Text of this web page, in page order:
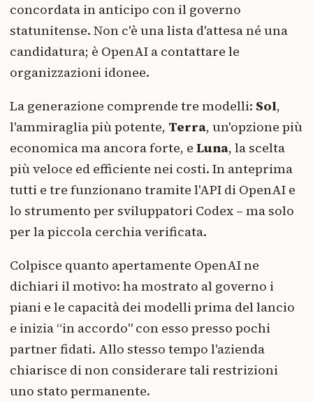
concordata in anticipo con il governo
statunitense. Non c'è una lista d'attesa né una
candidatura; è OpenAI a contattare le
organizzazioni idonee.
La generazione comprende tre modelli: Sol,
l'ammiraglia più potente, Terra, un'opzione più
economica ma ancora forte, e Luna, la scelta
più veloce ed efficiente nei costi. In anteprima
tutti e tre funzionano tramite l'API di OpenAI e
lo strumento per sviluppatori Codex – ma solo
per la piccola cerchia verificata.
Colpisce quanto apertamente OpenAI ne
dichiari il motivo: ha mostrato al governo i
piani e le capacità dei modelli prima del lancio
e inizia “in accordo" con esso presso pochi
partner fidati. Allo stesso tempo l'azienda
chiarisce di non considerare tali restrizioni
uno stato permanente.